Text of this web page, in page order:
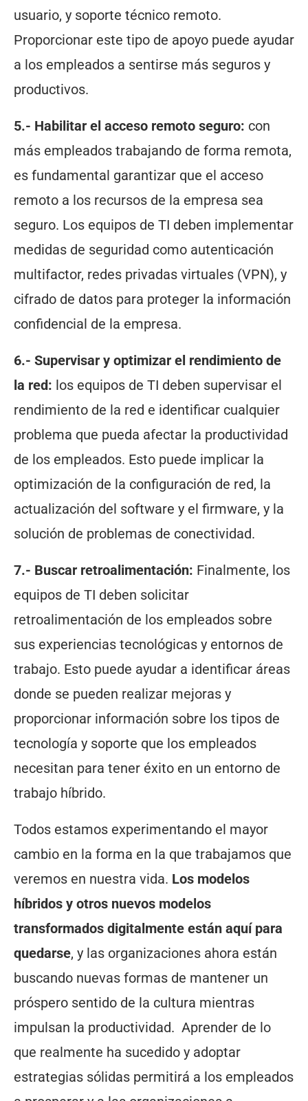
usuario, y soporte técnico remoto.
Proporcionar este tipo de apoyo puede ayudar
a los empleados a sentirse más seguros y
productivos.
5.- Habilitar el acceso remoto seguro: con
más empleados trabajando de forma remota,
es fundamental garantizar que el acceso
remoto a los recursos de la empresa sea
seguro. Los equipos de TI deben implementar
medidas de seguridad como autenticación
multifactor, redes privadas virtuales (VPN), y
cifrado de datos para proteger la información
confidencial de la empresa.
6.- Supervisar y optimizar el rendimiento de
la red: los equipos de TI deben supervisar el
rendimiento de la red e identificar cualquier
problema que pueda afectar la productividad
de los empleados. Esto puede implicar la
optimización de la configuración de red, la
actualización del software y el firmware, y la
solución de problemas de conectividad.
7.- Buscar retroalimentación: Finalmente, los
equipos de TI deben solicitar
retroalimentación de los empleados sobre
sus experiencias tecnológicas y entornos de
trabajo. Esto puede ayudar a identificar áreas
donde se pueden realizar mejoras y
proporcionar información sobre los tipos de
tecnología y soporte que los empleados
necesitan para tener éxito en un entorno de
trabajo híbrido.
Todos estamos experimentando el mayor
cambio en la forma en la que trabajamos que
veremos en nuestra vida. Los modelos
híbridos y otros nuevos modelos
transformados digitalmente están aquí para
quedarse, y las organizaciones ahora están
buscando nuevas formas de mantener un
próspero sentido de la cultura mientras
impulsan la productividad. Aprender de lo
que realmente ha sucedido y adoptar
estrategias sólidas permitirá a los empleados